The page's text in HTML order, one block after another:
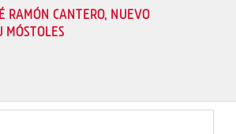
RAMÓN CANTERO, NUEVO
MÓSTOLES